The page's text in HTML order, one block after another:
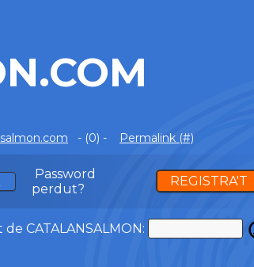
- (0) - Permalink (#)
Password
perdut?
REGISTRA'T
CATALANSALMON: